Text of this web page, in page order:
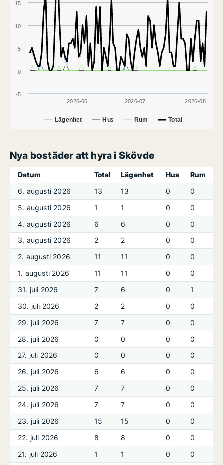
Lägenhet Hus Rum Total
2026-06 2026-07 2026-08
-5
0
5
10
15
Nya bostäder att hyra i Skövde
Datum Total Lägenhet Hus
Rum
6. augusti 2026
13 13 0
0
5. augusti 2026
1 1 0
0
4. augusti 2026
6 6 0
0
3. augusti 2026
2 2 0
0
2. augusti 2026
11 11 0
0
1. augusti 2026
11 11 0
0
31. juli 2026
7 6 0
1
30. juli 2026
2 2 0
0
29. juli 2026
7 7 0
0
28. juli 2026
0 0 0
0
27. juli 2026
0 0 0
0
26. juli 2026
6 6 0
0
25. juli 2026
7 7 0
0
24. juli 2026
7 7 0
0
23. juli 2026
15 15 0
0
22. juli 2026
8 8 0
0
21. juli 2026
1 1 0
0